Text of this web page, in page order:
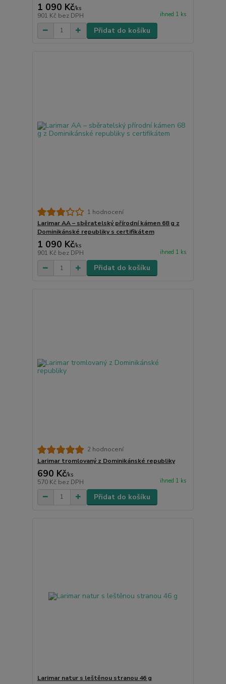
1 090 Kč/ks
901 Kč bez DPH ihned 1 ks
Přidat do košíku
1 hodnocení
Larimar AA – sběratelský přírodní kámen 68 g z
Dominikánské republiky s certifikátem
1 090 Kč/ks
901 Kč bez DPH ihned 1 ks
Přidat do košíku
2 hodnocení
Larimar tromlovaný z Dominikánské republiky
690 Kč/ks
570 Kč bez DPH ihned 1 ks
Přidat do košíku
Larimar natur s leštěnou stranou 46 g